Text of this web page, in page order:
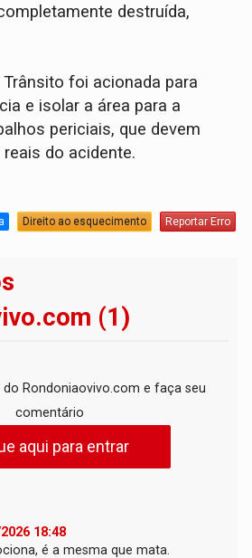
destruída,
foi acionada para
e isolar a área para a
periciais, que devem
do acidente.
Direito ao esquecimento Reportar Erro
(1)
Rondoniaovivo.com e faça seu
comentário
aqui para entrar
18:48
é a mesma que mata.